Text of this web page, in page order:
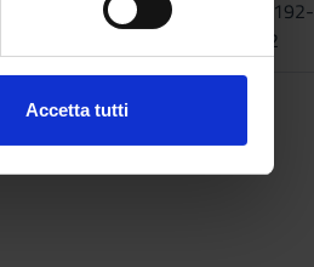
che hai fornito loro o
Accetta tutti
2009
978-88-7192-
559-2